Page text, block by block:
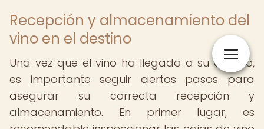
Recepción y almacenamiento del
vino en el destino
Una vez que el vino ha llegado a su destino,
es importante seguir ciertos pasos para
asegurar su correcta recepción y
almacenamiento. En primer lugar, es